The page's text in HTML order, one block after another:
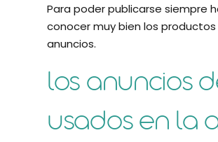
Para poder publicarse siempre
conocer muy bien los
anuncios.
los anuncios
usados en la